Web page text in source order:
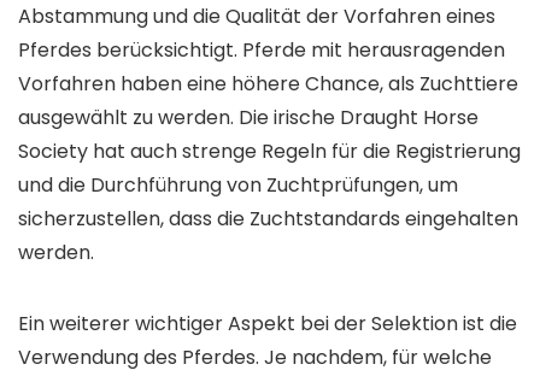
Abstammung und die Qualität der Vorfahren eines
Pferdes berücksichtigt. Pferde mit herausragenden
Vorfahren haben eine höhere Chance, als Zuchttiere
ausgewählt zu werden. Die irische Draught Horse
Society hat auch strenge Regeln für die Registrierung
und die Durchführung von Zuchtprüfungen, um
sicherzustellen, dass die Zuchtstandards eingehalten
werden.
Ein weiterer wichtiger Aspekt bei der Selektion ist die
Verwendung des Pferdes. Je nachdem, für welche